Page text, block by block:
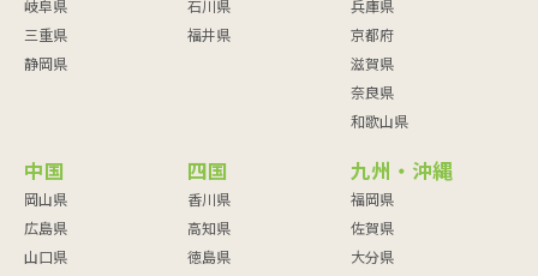
岐阜県
三重県
静岡県
石川県
福井県
兵庫県
京都府
滋賀県
奈良県
和歌山県
中国
岡山県
広島県
山口県
四国
香川県
高知県
徳島県
九州・沖縄
福岡県
佐賀県
大分県